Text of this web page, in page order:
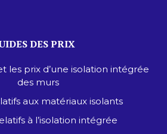
DES PRIX
les prix d’une isolation intégrée
des murs
aux matériaux isolants
à l’isolation intégrée